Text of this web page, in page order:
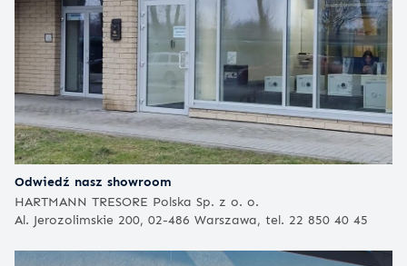
Odwiedź nasz showroom
HARTMANN TRESORE Polska Sp. z o. o.
Al. Jerozolimskie 200, 02-486 Warszawa, tel. 22 850 40 45